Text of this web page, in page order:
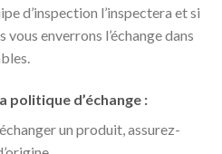
d’inspection l’inspectera et si
vous enverrons l’échange dans
politique d’échange :
un produit, assurez-